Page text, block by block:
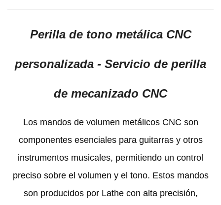
Perilla de tono metálica CNC
personalizada - Servicio de perilla
de mecanizado CNC
Los mandos de volumen metálicos CNC son
componentes esenciales para guitarras y otros
instrumentos musicales, permitiendo un control
preciso sobre el volumen y el tono. Estos mandos
son producidos por Lathe con alta precisión,